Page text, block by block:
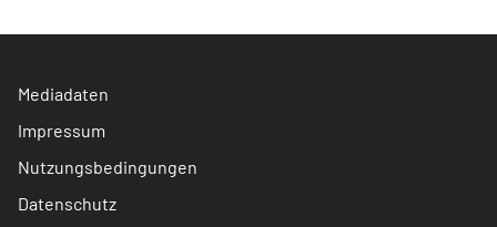
Mediadaten
Impressum
Nutzungsbedingungen
Datenschutz